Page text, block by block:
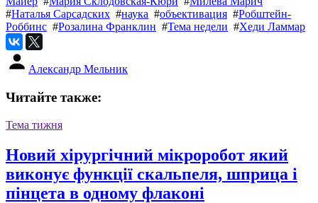
#Наталья Сарсадских #наука #объективация #Робштейн-
Роббинс #Розалина Франклин #Тема недели #Хеди Ламмар
Александр Мельник
Читайте также:
Тема тижня
Новий хірургічний мікроробот який
виконує функції скальпеля, шприца і
пінцета в одному флаконі